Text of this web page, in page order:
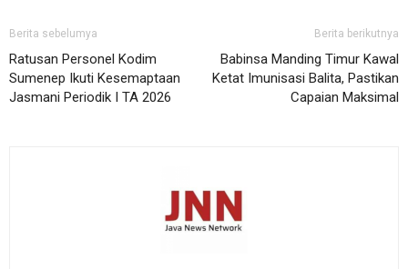
Berita sebelumya
Ratusan Personel Kodim
Sumenep Ikuti Kesemaptaan
Jasmani Periodik I TA 2026
Berita berikutnya
Babinsa Manding Timur Kawal
Ketat Imunisasi Balita, Pastikan
Capaian Maksimal